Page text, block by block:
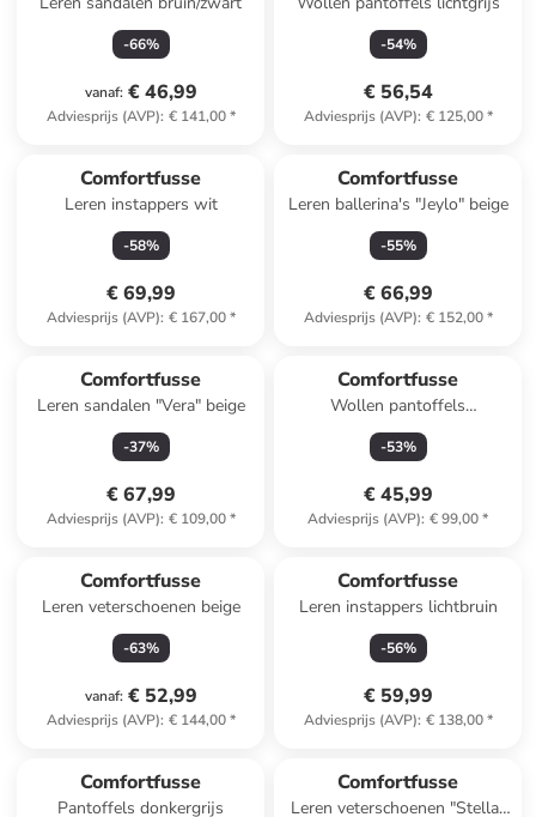
-66%
vanaf: € 46,99
Adviesprijs (AVP): € 141,00*
-54%
€ 56,54
Adviesprijs (AVP): € 125,00*
Comfortfusse
Leren instappers wit
-58%
€ 69,99
Adviesprijs (AVP): € 167,00*
Comfortfusse
Leren ballerina's "Jeylo" beige
-55%
€ 66,99
Adviesprijs (AVP): € 152,00*
Comfortfusse
Leren sandalen "Vera" beige
-37%
€ 67,99
Adviesprijs (AVP): € 109,00*
Comfortfusse
Wollen pantoffels
donkerblauw
-53%
€ 45,99
Adviesprijs (AVP): € 99,00*
Comfortfusse
Leren veterschoenen beige
-63%
vanaf: € 52,99
Adviesprijs (AVP): € 144,00*
Comfortfusse
Leren instappers lichtbruin
-56%
€ 59,99
Adviesprijs (AVP): € 138,00*
Comfortfusse
Pantoffels donkergrijs
Comfortfusse
Leren veterschoenen "Stella"